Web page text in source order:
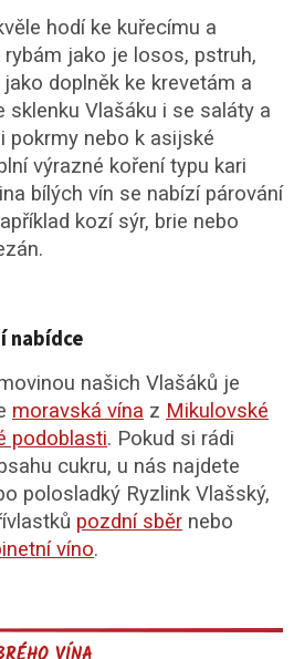
hodí ke kuřecímu a
jako je losos, pstruh,
doplněk ke krevetám a
Vlašáku i se saláty a
pokrmy nebo k asijské
výrazné koření typu kari
bílých vín se nabízí párování
kozí sýr, brie nebo
nabídce
našich Vlašáků je
moravská vína z Mikulovské
podoblasti. Pokud si rádi
cukru, u nás najdete
polosladký Ryzlink Vlašský,
pozdní sběr nebo
víno.